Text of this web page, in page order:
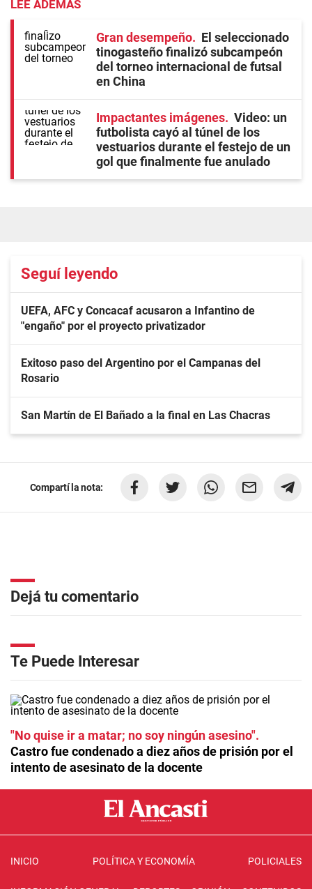
LEE ADEMÁS
Gran desempeño
El seleccionado
tinogasteño finalizó subcampeón
del torneo internacional de futsal
en China
Impactantes imágenes
Video: un
futbolista cayó al túnel de los
vestuarios durante el festejo de un
gol que finalmente fue anulado
Seguí leyendo
UEFA, AFC y Concacaf acusaron a Infantino de
"engaño" por el proyecto privatizador
Exitoso paso del Argentino por el Campanas del
Rosario
San Martín de El Bañado a la final en Las Chacras
Compartí la nota:
Dejá tu comentario
Te Puede Interesar
"No quise ir a matar; no soy ningún asesino"
Castro fue condenado a diez años de prisión por el
intento de asesinato de la docente
INICIO POLÍTICA Y ECONOMÍA POLICIALES